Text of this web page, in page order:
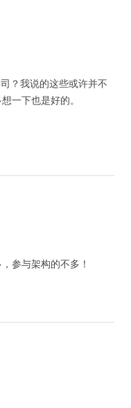
？我说的这些或许并不
一下也是好的。
参与架构的不多！